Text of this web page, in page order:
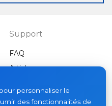
Support
FAQ
Articles
Projets
personnaliser le
des fonctionnalités de